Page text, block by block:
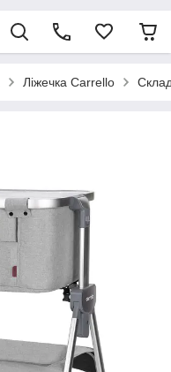
Ліжечка Carrello